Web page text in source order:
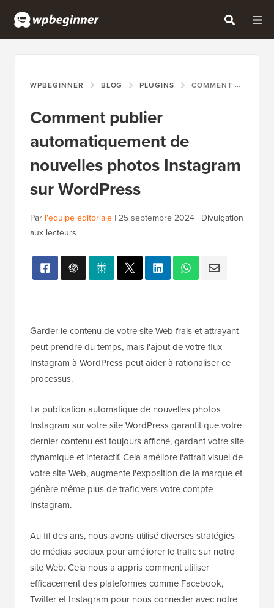
WPBEGINNER BLOG PLUGINS COMMENT PUBLIER AUTOMATIQUEMENT DE NOUVELLES PHOTOS INSTAGRAM SUR WORDPRESS
Comment publier
automatiquement de
nouvelles photos Instagram
sur WordPress
Par l'équipe éditoriale | 25 septembre 2024 | Divulgation
aux lecteurs
Garder le contenu de votre site Web frais et attrayant
peut prendre du temps, mais l'ajout de votre flux
Instagram à WordPress peut aider à rationaliser ce
processus.
La publication automatique de nouvelles photos
Instagram sur votre site WordPress garantit que votre
dernier contenu est toujours affiché, gardant votre site
dynamique et interactif. Cela améliore l'attrait visuel de
votre site Web, augmente l'exposition de la marque et
génère même plus de trafic vers votre compte
Instagram.
Au fil des ans, nous avons utilisé diverses stratégies
de médias sociaux pour améliorer le trafic sur notre
site Web. Cela nous a appris comment utiliser
efficacement des plateformes comme Facebook,
Twitter et Instagram pour nous connecter avec notre